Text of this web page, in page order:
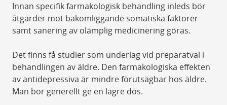
Innan specifik farmakologisk behandling inleds bör
åtgärder mot bakomliggande somatiska faktorer
samt sanering av olämplig medicinering göras.
Det finns få studier som underlag vid preparatval i
behandlingen av äldre. Den farmakologiska effekten
av antidepressiva är mindre förutsägbar hos äldre.
Man bör generellt ge en lägre dos.